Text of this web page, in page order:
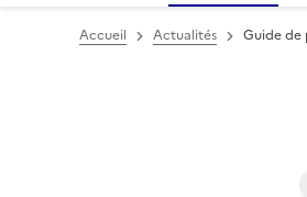
Accueil Actualités Guide de